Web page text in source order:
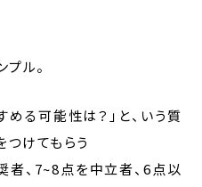
ル。
可能性は？」と、いう質
けてもらう
、7~8点を中立者、6点以